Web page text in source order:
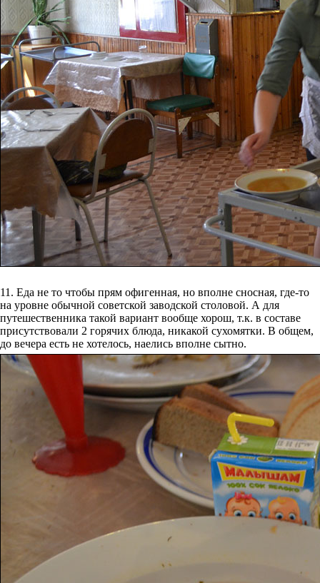
11. Еда не то чтобы прям офигенная, но вполне сносная, где-то
на уровне обычной советской заводской столовой. А для
путешественника такой вариант вообще хорош, т.к. в составе
присутствовали 2 горячих блюда, никакой сухомятки. В общем,
до вечера есть не хотелось, наелись вполне сытно.